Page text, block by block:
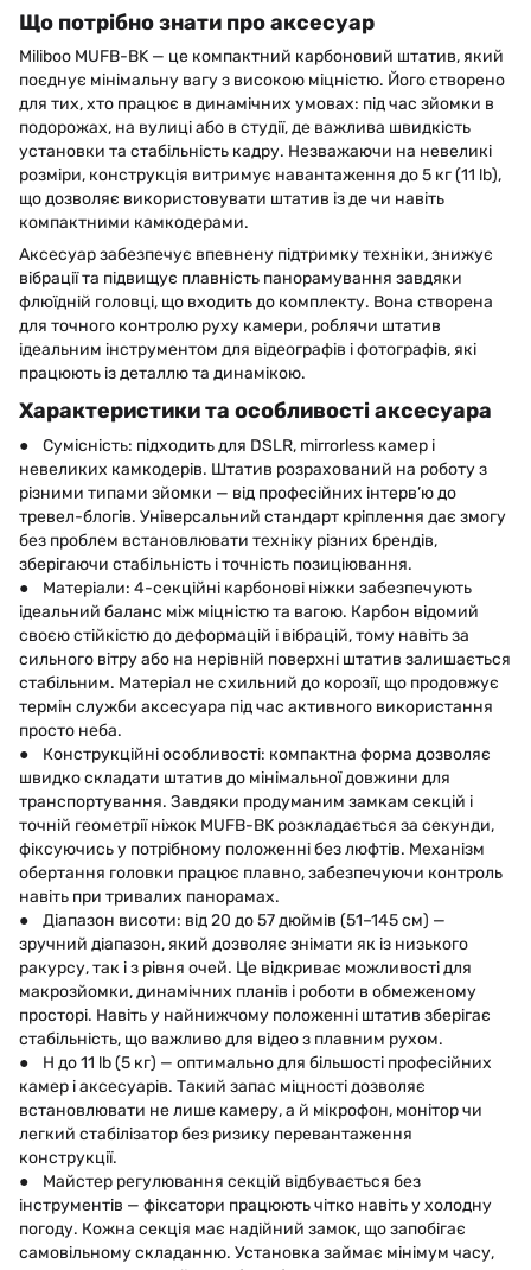
Що потрібно знати про аксесуар
Miliboo MUFB-BK — це компактний карбоновий штатив, який
поєднує мінімальну вагу з високою міцністю. Його створено
для тих, хто працює в динамічних умовах: під час зйомки в
подорожах, на вулиці або в студії, де важлива швидкість
установки та стабільність кадру. Незважаючи на невеликі
розміри, конструкція витримує навантаження до 5 кг (11 lb),
що дозволяє використовувати штатив із де чи навіть
компактними камкодерами.
Аксесуар забезпечує впевнену підтримку техніки, знижує
вібрації та підвищує плавність панорамування завдяки
флюїдній головці, що входить до комплекту. Вона створена
для точного контролю руху камери, роблячи штатив
ідеальним інструментом для відеографів і фотографів, які
працюють із деталлю та динамікою.
Характеристики та особливості аксесуара
● Сумісність: підходить для DSLR, mirrorless камер і
невеликих камкодерів. Штатив розрахований на роботу з
різними типами зйомки — від професійних інтерв’ю до
тревел-блогів. Універсальний стандарт кріплення дає змогу
без проблем встановлювати техніку різних брендів,
зберігаючи стабільність і точність позиціювання.
● Матеріали: 4-секційні карбонові ніжки забезпечують
ідеальний баланс між міцністю та вагою. Карбон відомий
своєю стійкістю до деформацій і вібрацій, тому навіть за
сильного вітру або на нерівній поверхні штатив залишається
стабільним. Матеріал не схильний до корозії, що продовжує
термін служби аксесуара під час активного використання
просто неба.
● Конструкційні особливості: компактна форма дозволяє
швидко складати штатив до мінімальної довжини для
транспортування. Завдяки продуманим замкам секцій і
точній геометрії ніжок MUFB-BK розкладається за секунди,
фіксуючись у потрібному положенні без люфтів. Механізм
обертання головки працює плавно, забезпечуючи контроль
навіть при тривалих панорамах.
● Діапазон висоти: від 20 до 57 дюймів (51–145 см) —
зручний діапазон, який дозволяє знімати як із низького
ракурсу, так і з рівня очей. Це відкриває можливості для
макрозйомки, динамічних планів і роботи в обмеженому
просторі. Навіть у найнижчому положенні штатив зберігає
стабільність, що важливо для відео з плавним рухом.
● Н до 11 lb (5 кг) — оптимально для більшості професійних
камер і аксесуарів. Такий запас міцності дозволяє
встановлювати не лише камеру, а й мікрофон, монітор чи
легкий стабілізатор без ризику перевантаження
конструкції.
● Майстер регулювання секцій відбувається без
інструментів — фіксатори працюють чітко навіть у холодну
погоду. Кожна секція має надійний замок, що запобігає
самовільному складанню. Установка займає мінімум часу,